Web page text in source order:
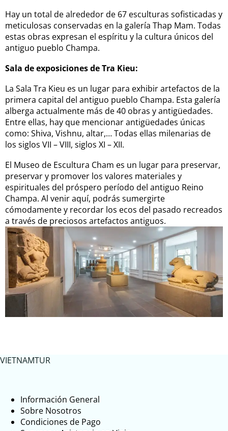
Hay un total de alrededor de 67 esculturas sofisticadas y
meticulosas conservadas en la galería Thap Mam. Todas
estas obras expresan el espíritu y la cultura únicos del
antiguo pueblo Champa.
Sala de exposiciones de Tra Kieu:
La Sala Tra Kieu es un lugar para exhibir artefactos de la
primera capital del antiguo pueblo Champa. Esta galería
alberga actualmente más de 40 obras y antigüedades.
Entre ellas, hay que mencionar antigüedades únicas
como: Shiva, Vishnu, altar,… Todas ellas milenarias de
los siglos VII – VIII, siglos XI – XII.
El Museo de Escultura Cham es un lugar para preservar,
preservar y promover los valores materiales y
espirituales del próspero período del antiguo Reino
Champa. Al venir aquí, podrás sumergirte
cómodamente y recordar los ecos del pasado recreados
a través de preciosos artefactos antiguos.
VIETNAMTUR
Información General
Sobre Nosotros
Condiciones de Pago